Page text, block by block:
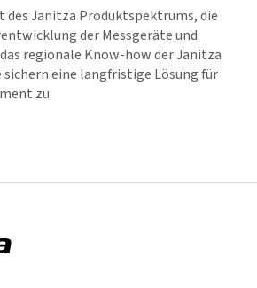
des Janitza Produktspektrums, die
der Messgeräte und
regionale Know-how der Janitza
eine langfristige Lösung für
zu.